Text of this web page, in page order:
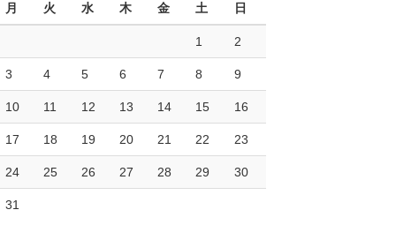
月 火 水 木 金 土 日
1 2
3 4 5 6 7 8 9
10 11 12 13 14 15 16
17 18 19 20 21 22 23
24 25 26 27 28 29 30
31